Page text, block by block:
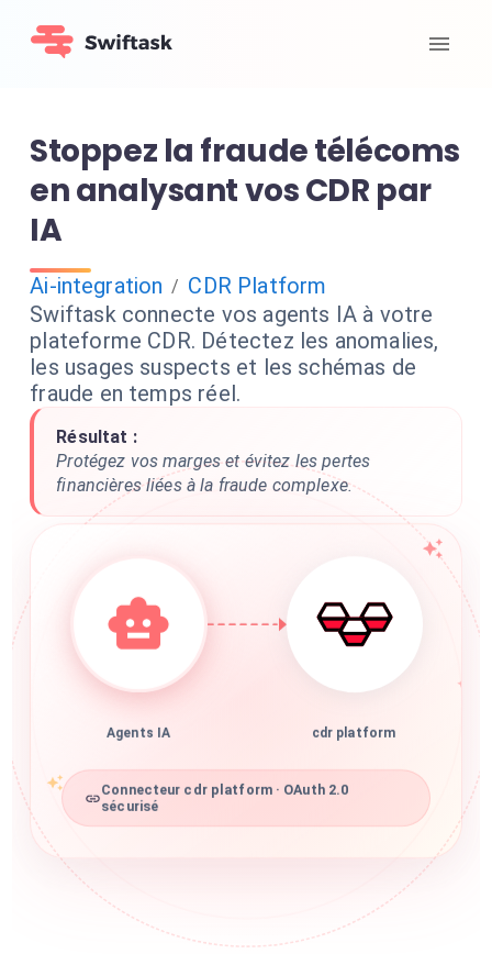
Stoppez la fraude télécoms
en analysant vos CDR par
IA
Ai-integration / CDR Platform
Swiftask connecte vos agents IA à votre
plateforme CDR. Détectez les anomalies,
les usages suspects et les schémas de
fraude en temps réel.
Résultat :
Protégez vos marges et évitez les pertes
financières liées à la fraude complexe.
Agents IA cdr platform
Connecteur cdr platform · OAuth 2.0
sécurisé